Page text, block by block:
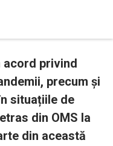
acord privind
precum și
situațiile de
din OMS la
din această